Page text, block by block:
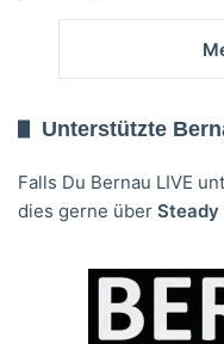
Unterstützte
Falls Du Bernau LIVE
dies gerne über Steady